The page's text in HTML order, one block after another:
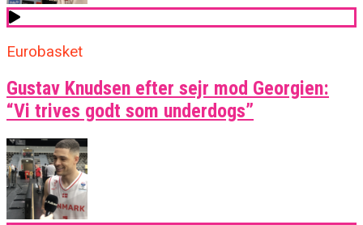
Eurobasket
Gustav Knudsen efter sejr mod Georgien:
“Vi trives godt som underdogs”